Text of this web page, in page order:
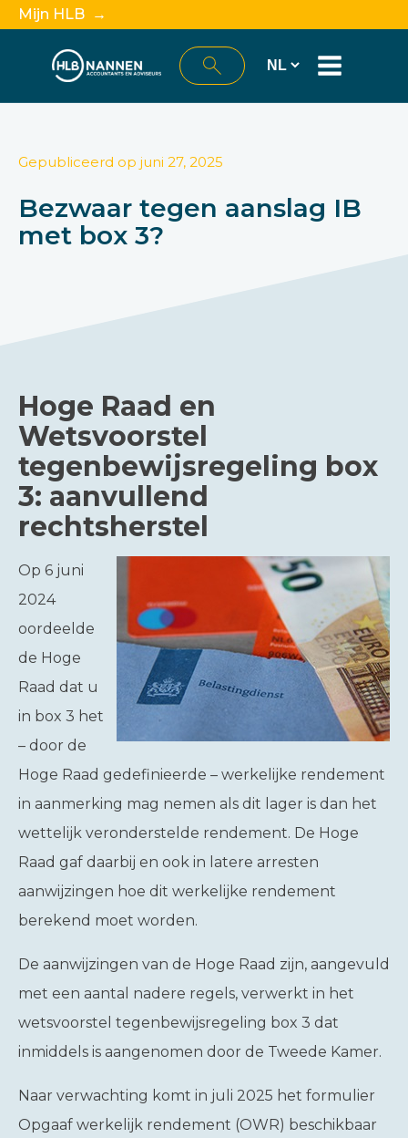
Mijn HLB →
Gepubliceerd op juni 27, 2025
Bezwaar tegen aanslag IB
met box 3?
Hoge Raad en
Wetsvoorstel
tegenbewijsregeling box
3: aanvullend
rechtsherstel
Op 6 juni
2024
oordeelde
de Hoge
Raad dat u
in box 3 het
– door de
Hoge Raad gedefinieerde – werkelijke rendement
in aanmerking mag nemen als dit lager is dan het
wettelijk veronderstelde rendement. De Hoge
Raad gaf daarbij en ook in latere arresten
aanwijzingen hoe dit werkelijke rendement
berekend moet worden.
De aanwijzingen van de Hoge Raad zijn, aangevuld
met een aantal nadere regels, verwerkt in het
wetsvoorstel tegenbewijsregeling box 3 dat
inmiddels is aangenomen door de Tweede Kamer.
Naar verwachting komt in juli 2025 het formulier
Opgaaf werkelijk rendement (OWR) beschikbaar